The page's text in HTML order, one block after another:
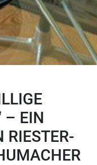
– EIN
RIESTER-